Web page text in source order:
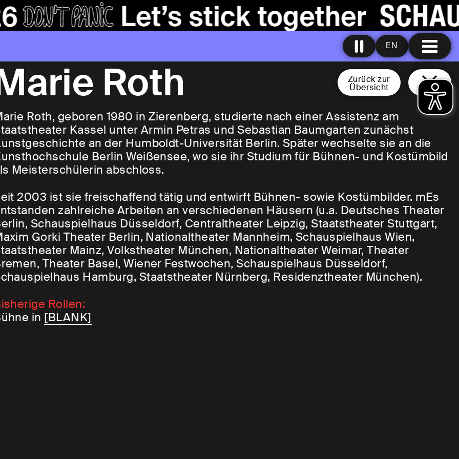
EN
Zurück zur
Übersicht
Roth
Roth, geboren 1980 in Zierenberg, studierte nach einer Assistenz am
Kassel unter Armin Petras und Sebastian Baumgarten zunächst
an der Humboldt-Universität Berlin. Später wechselte sie an die
Berlin Weißensee, wo sie ihr Studium für Bühnen- und Kostümbild
Meisterschülerin abschloss.
2003 ist sie freischaffend tätig und entwirft Bühnen- sowie Kostümbilder. mEs
zahlreiche Arbeiten an verschiedenen Häusern (u.a. Deutsches Theater
Schauspielhaus Düsseldorf, Centraltheater Leipzig, Staatstheater Stuttgart,
Gorki Theater Berlin, Nationaltheater Mannheim, Schauspielhaus Wien,
Mainz, Volkstheater München, Nationaltheater Weimar, Theater
Theater Basel, Wiener Festwochen, Schauspielhaus Düsseldorf,
Hamburg, Staatstheater Nürnberg, Residenztheater München).
Rollen:
in [BLANK]